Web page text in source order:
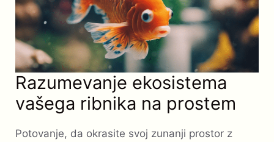
Razumevanje ekosistema
vašega ribnika na prostem
Potovanje, da okrasite svoj zunanji prostor z